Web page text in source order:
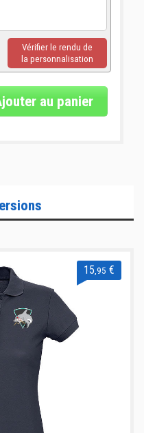
Vérifier le rendu de
la personnalisation
au panier
15 ,95 €